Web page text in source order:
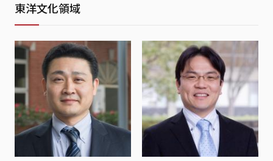
東洋文化領域